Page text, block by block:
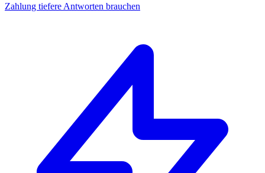
Zahlung tiefere Antworten brauchen